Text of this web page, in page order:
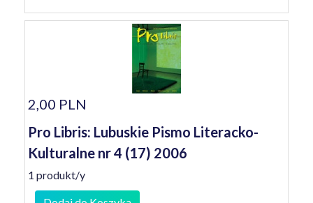
2,00 PLN
Pro Libris: Lubuskie Pismo Literacko-
Kulturalne nr 4 (17) 2006
1 produkt/y